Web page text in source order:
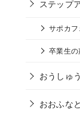
ステップ
サポカフ
卒業生の
おうしゅ
おおふな